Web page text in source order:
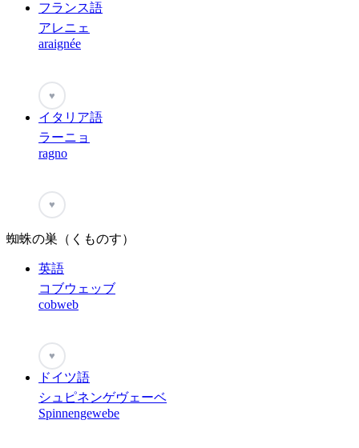
フランス語
アレニェ
araignée
♥
イタリア語
ラーニョ
ragno
♥
蜘蛛の巣（くものす）
英語
コブウェッブ
cobweb
♥
ドイツ語
シュピネンゲヴェーベ
Spinnengewebe